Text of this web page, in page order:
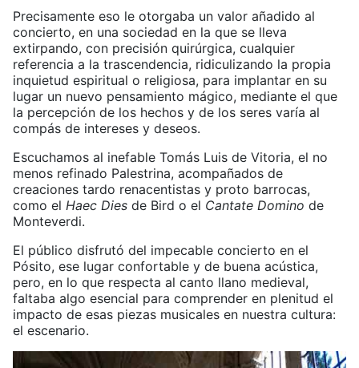
Precisamente eso le otorgaba un valor añadido al
concierto, en una sociedad en la que se lleva
extirpando, con precisión quirúrgica, cualquier
referencia a la trascendencia, ridiculizando la propia
inquietud espiritual o religiosa, para implantar en su
lugar un nuevo pensamiento mágico, mediante el que
la percepción de los hechos y de los seres varía al
compás de intereses y deseos.
Escuchamos al inefable Tomás Luis de Vitoria, el no
menos refinado Palestrina, acompañados de
creaciones tardo renacentistas y proto barrocas,
como el Haec Dies de Bird o el Cantate Domino de
Monteverdi.
El público disfrutó del impecable concierto en el
Pósito, ese lugar confortable y de buena acústica,
pero, en lo que respecta al canto llano medieval,
faltaba algo esencial para comprender en plenitud el
impacto de esas piezas musicales en nuestra cultura:
el escenario.